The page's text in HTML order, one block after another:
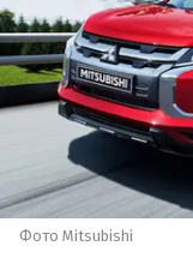
Фото Mitsubishi